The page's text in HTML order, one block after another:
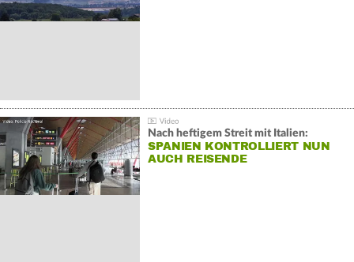
Nach heftigem Streit mit Italien:
SPANIEN KONTROLLIERT NUN
AUCH REISENDE